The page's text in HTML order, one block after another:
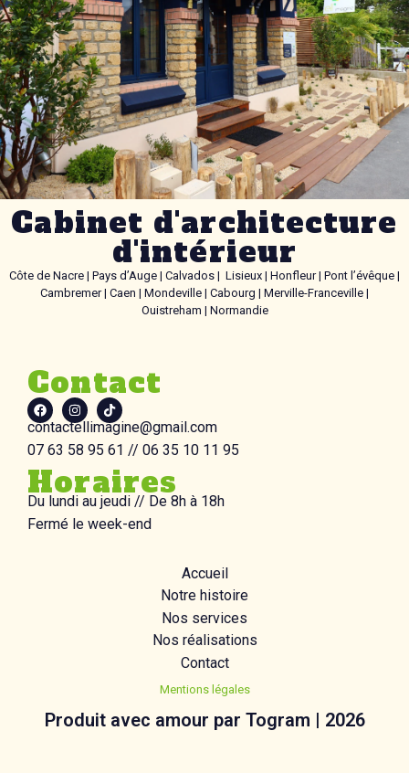
Cabinet d'architecture
d'intérieur
Côte de Nacre | Pays d’Auge | Calvados | Lisieux | Honfleur | Pont l’évêque |
Cambremer | Caen | Mondeville | Cabourg | Merville-Franceville |
Ouistreham | Normandie
Contact
contactellimagine@gmail.com
07 63 58 95 61 // 06 35 10 11 95
Horaires
Du lundi au jeudi // De 8h à 18h
Fermé le week-end
Accueil
Notre histoire
Nos services
Nos réalisations
Contact
Mentions légales
Produit avec amour par Togram | 2026